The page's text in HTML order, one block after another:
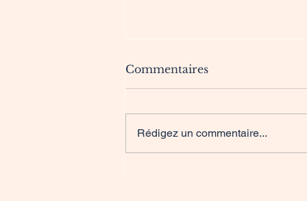
Pancakes healthy
Commentaires
Rédigez un commentaire...